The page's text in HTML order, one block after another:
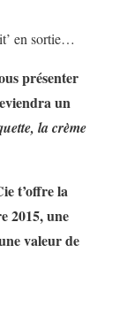
en sortie…
présenter
un
la crème
t’offre la
2015, une
valeur de